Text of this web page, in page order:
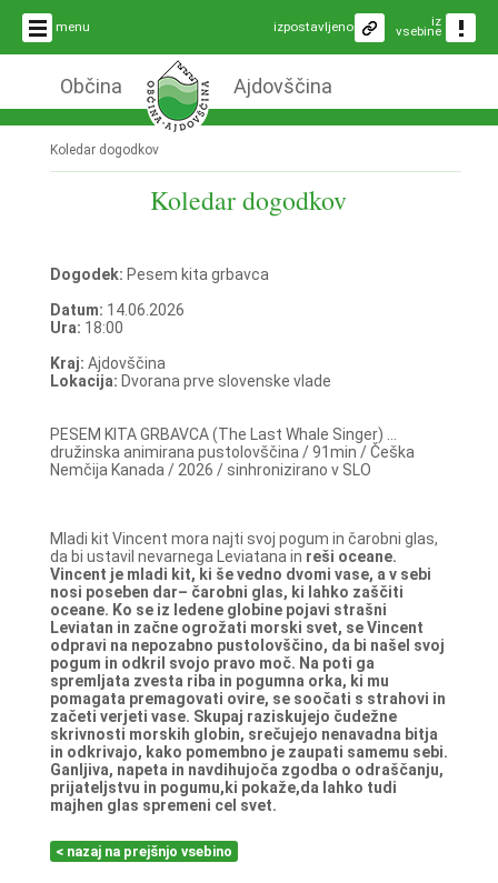
menu iz
vsebine
izpostavljeno
Občina Ajdovščina
Koledar dogodkov
Koledar dogodkov
Dogodek: Pesem kita grbavca
Datum: 14.06.2026
Ura: 18:00
Kraj: Ajdovščina
Lokacija: Dvorana prve slovenske vlade
PESEM KITA GRBAVCA (The Last Whale Singer) ...
družinska animirana pustolovščina / 91min / Češka
Nemčija Kanada / 2026 / sinhronizirano v SLO
Mladi kit Vincent mora najti svoj pogum in čarobni glas,
da bi ustavil nevarnega Leviatana in reši oceane.
Vincent je mladi kit, ki še vedno dvomi vase, a v sebi
nosi poseben dar– čarobni glas, ki lahko zaščiti
oceane. Ko se iz ledene globine pojavi strašni
Leviatan in začne ogrožati morski svet, se Vincent
odpravi na nepozabno pustolovščino, da bi našel svoj
pogum in odkril svojo pravo moč. Na poti ga
spremljata zvesta riba in pogumna orka, ki mu
pomagatapremagovati ovire, se soočati s strahovi in
začeti verjeti vase. Skupaj raziskujejo čudežne
skrivnosti morskih globin, srečujejo nenavadna bitja
in odkrivajo, kako pomembno jezaupati samemu sebi.
Ganljiva, napeta in navdihujoča zgodba o odraščanju,
prijateljstvu in pogumu,ki pokaže,da lahko tudi
majhen glas spremeni cel svet.
< nazaj na prejšnjo vsebino